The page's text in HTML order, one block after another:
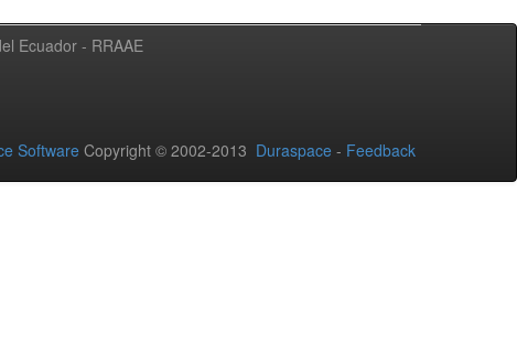
Ecuador - RRAAE
Software Copyright © 2002-2013 Duraspace - Feedback